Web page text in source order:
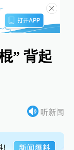
” 背起
听新闻